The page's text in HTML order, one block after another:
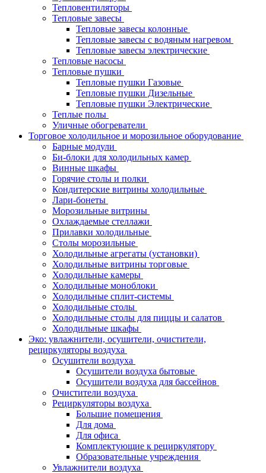
Тепловентиляторы
Тепловые завесы
Тепловые завесы колонные
Тепловые завесы с водяным нагревом
Тепловые завесы электрические
Тепловые насосы
Тепловые пушки
Тепловые пушки Газовые
Тепловые пушки Дизельные
Тепловые пушки Электрические
Теплые полы
Уличные обогреватели
Торговое холодильное и морозильное оборудование
Барные модули
Би-блоки для холодильных камер
Винные шкафы
Горячие столы и полки
Кондитерские витрины холодильные
Лари-бонеты
Морозильные витрины
Охлаждаемые стеллажи
Прилавки холодильные
Столы морозильные
Холодильные агрегаты (установки)
Холодильные витрины торговые
Холодильные камеры
Холодильные моноблоки
Холодильные сплит-системы
Холодильные столы
Холодильные столы для пиццы и салатов
Холодильные шкафы
Эко: увлажнители, осушители, очистители,
рециркуляторы воздуха
Осушители воздуха
Осушители воздуха бытовые
Осушители воздуха для бассейнов
Очистители воздуха
Рециркуляторы воздуха
Большие помещения
Для дома
Для офиса
Комплектующие к рециркулятору
Образовательные учреждения
Увлажнители воздуха